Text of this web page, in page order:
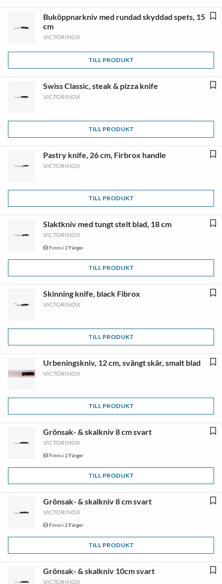
Buköppnarkniv med rundad skyddad spets, 15
cm
VICTORINOX
TILL PRODUKT
Swiss Classic, steak & pizza knife
VICTORINOX
TILL PRODUKT
Pastry knife, 26 cm, Firbrox handle
VICTORINOX
TILL PRODUKT
Slaktkniv med tungt stelt blad, 18 cm
VICTORINOX
Finns i 2 Färger
TILL PRODUKT
Skinning knife, black Fibrox
VICTORINOX
TILL PRODUKT
Urbeningskniv, 12 cm, svängt skär, smalt blad
VICTORINOX
TILL PRODUKT
Grönsak- & skalkniv 8 cm svart
VICTORINOX
Finns i 2 Färger
TILL PRODUKT
Grönsak- & skalkniv 8 cm svart
VICTORINOX
Finns i 2 Färger
TILL PRODUKT
Grönsak- & skalkniv 10cm svart
VICTORINOX